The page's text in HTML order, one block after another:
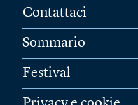
Contattaci
Sommario
Festival